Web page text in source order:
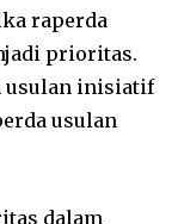
raperda
prioritas.
usulan inisiatif
usulan
dalam